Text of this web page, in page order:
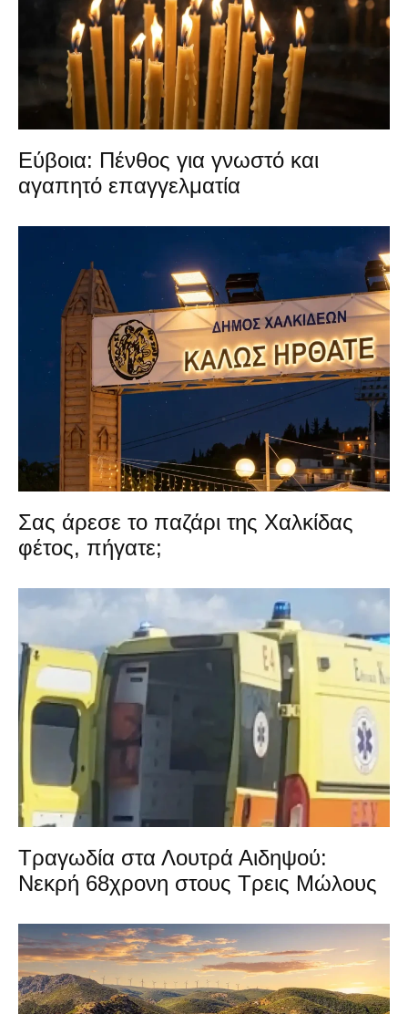
Εύβοια: Πένθος για γνωστό και
αγαπητό επαγγελματία
Σας άρεσε το παζάρι της Χαλκίδας
φέτος, πήγατε;
Τραγωδία στα Λουτρά Αιδηψού:
Νεκρή 68χρονη στους Τρεις Μώλους